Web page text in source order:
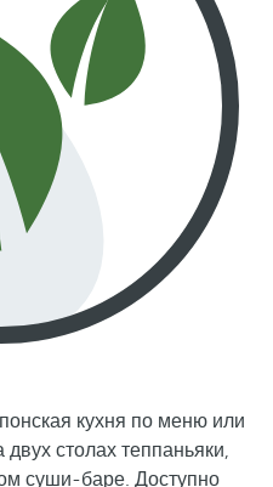
кухня по меню или
столах теппаньяки,
суши-баре. Доступно